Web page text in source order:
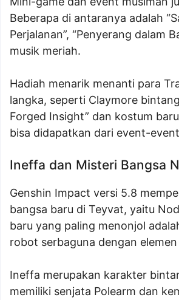
Beberapa di antaranya adalah
Perjalanan”, “Penyerang dalam
musik meriah.
Hadiah menarik menanti para
langka, seperti Claymore
Forged Insight” dan kostum
bisa didapatkan dari event-
Ineffa dan Misteri Bangsa
Genshin Impact versi 5.8
bangsa baru di Teyvat, yaitu
baru yang paling menonjol
robot serbaguna dengan
Ineffa merupakan karakter
memiliki senjata Polearm dan